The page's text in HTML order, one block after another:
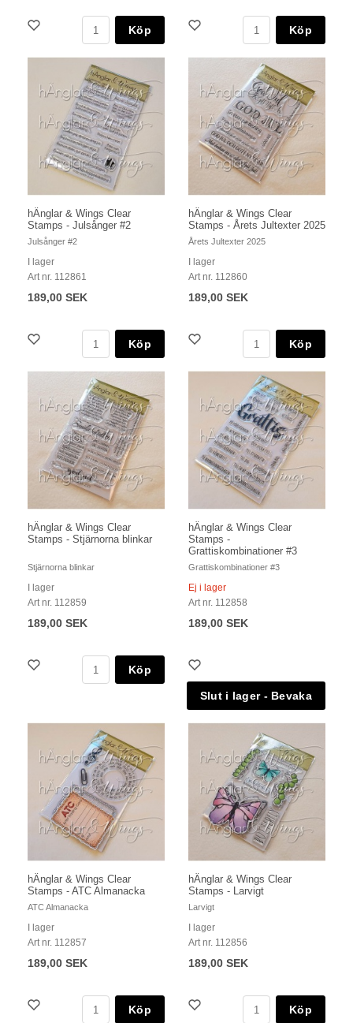
Köp Köp
hÄnglar & Wings Clear
Stamps - Julsånger #2
Julsånger #2
I lager
Art nr. 112861
189,00 SEK
Köp
hÄnglar & Wings Clear
Stamps - Årets Jultexter 2025
Årets Jultexter 2025
I lager
Art nr. 112860
189,00 SEK
Köp
hÄnglar & Wings Clear
Stamps - Stjärnorna blinkar
Stjärnorna blinkar
I lager
Art nr. 112859
189,00 SEK
Köp
hÄnglar & Wings Clear
Stamps -
Grattiskombinationer #3
Grattiskombinationer #3
Ej i lager
Art nr. 112858
189,00 SEK
hÄnglar & Wings Clear
Stamps - ATC Almanacka
ATC Almanacka
I lager
Art nr. 112857
189,00 SEK
Köp
hÄnglar & Wings Clear
Stamps - Larvigt
Larvigt
I lager
Art nr. 112856
189,00 SEK
Köp